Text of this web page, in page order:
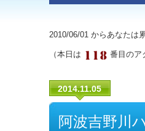
2010/06/01 からあなたは
（本日は 番目の
2014.11.05
阿波吉野川